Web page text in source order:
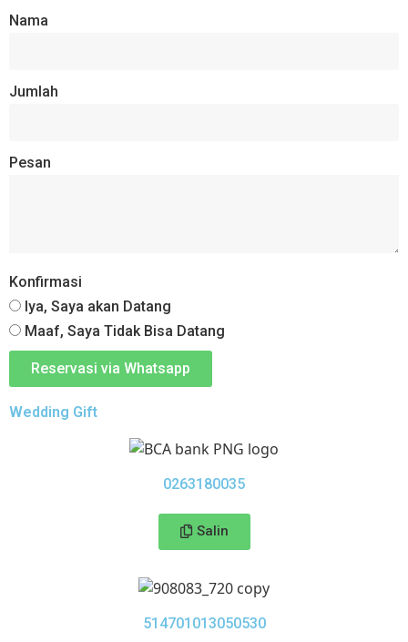
Nama
Jumlah
Pesan
Konfirmasi
Iya, Saya akan Datang
Maaf, Saya Tidak Bisa Datang
Reservasi via Whatsapp
Wedding Gift
0263180035
Salin
514701013050530